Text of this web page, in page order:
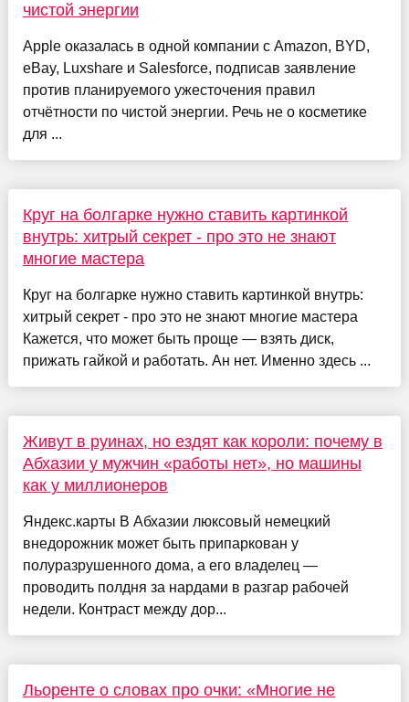
чистой энергии
Apple оказалась в одной компании с Amazon, BYD,
eBay, Luxshare и Salesforce, подписав заявление
против планируемого ужесточения правил
отчётности по чистой энергии. Речь не о косметике
для ...
Круг на болгарке нужно ставить картинкой
внутрь: хитрый секрет - про это не знают
многие мастера
Круг на болгарке нужно ставить картинкой внутрь:
хитрый секрет - про это не знают многие мастера
Кажется, что может быть проще — взять диск,
прижать гайкой и работать. Ан нет. Именно здесь ...
Живут в руинах, но ездят как короли: почему в
Абхазии у мужчин «работы нет», но машины
как у миллионеров
Яндекс.карты В Абхазии люксовый немецкий
внедорожник может быть припаркован у
полуразрушенного дома, а его владелец —
проводить полдня за нардами в разгар рабочей
недели. Контраст между дор...
Льоренте о словах про очки: «Многие не